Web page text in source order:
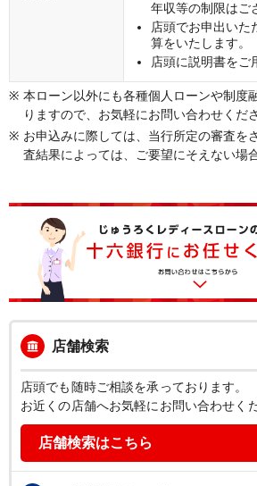
年収等の制限はご
店頭でお申出いた
算をいたします。
店頭に説明書をご
本ローン以外にも各種個人ローンや制度
りますので、お気軽にお問い合わせくだ
お申込みに際しては、当行所定の審査を
査結果によっては、ご要望にそえない場
店舗検索
店頭でも随時ご相談を承っております。
お近くの店舗へお気軽にお問い合わせく
店舗検索はこちら